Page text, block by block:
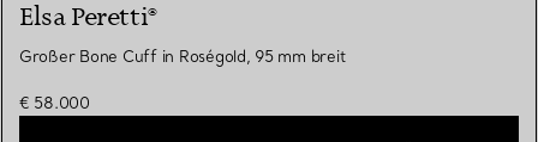
Elsa Peretti®
Großer Bone Cuff in Roségold, 95 mm breit
€ 58.000